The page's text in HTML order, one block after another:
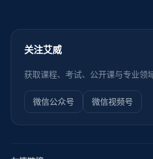
关注艾威
获取课程、考试、公开课与专业领
微信公众号 微信视频号